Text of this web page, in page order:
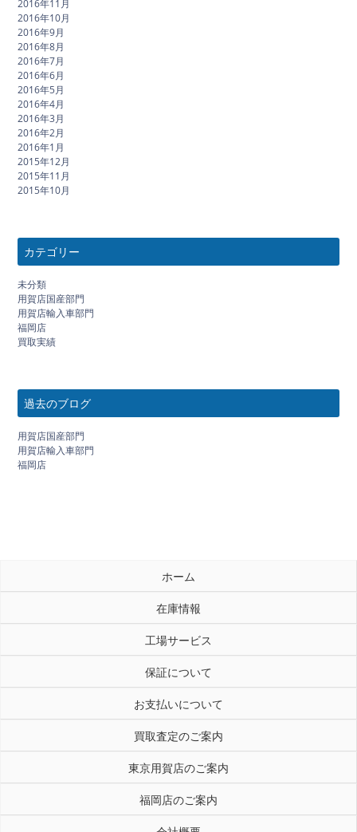
2016年11月
2016年10月
2016年9月
2016年8月
2016年7月
2016年6月
2016年5月
2016年4月
2016年3月
2016年2月
2016年1月
2015年12月
2015年11月
2015年10月
カテゴリー
未分類
用賀店国産部門
用賀店輸入車部門
福岡店
買取実績
過去のブログ
用賀店国産部門
用賀店輸入車部門
福岡店
ホーム
在庫情報
工場サービス
保証について
お支払いについて
買取査定のご案内
東京用賀店のご案内
福岡店のご案内